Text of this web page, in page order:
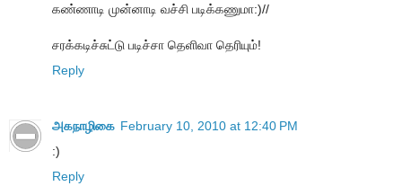
கண்ணாடி முன்னாடி வச்சி படிக்கணுமா:)//
சரக்கடிச்சுட்டு படிச்சா தெளிவா தெரியும்!
Reply
அகநாழிகை February 10, 2010 at 12:40 PM
:)
Reply